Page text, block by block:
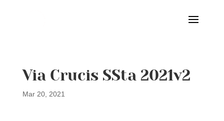
Via Crucis SSta 2021v2
Mar 20, 2021